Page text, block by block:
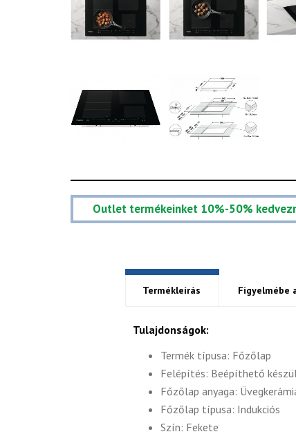
Outlet termékeinket 10%-50%
Termékleírás Figyelmébe
Tulajdonságok:
Termék típusa: Főzőlap
Felépítés: Beépíthető
Főzőlap anyaga:
Főzőlap típusa: Indukciós
Szín: Fekete